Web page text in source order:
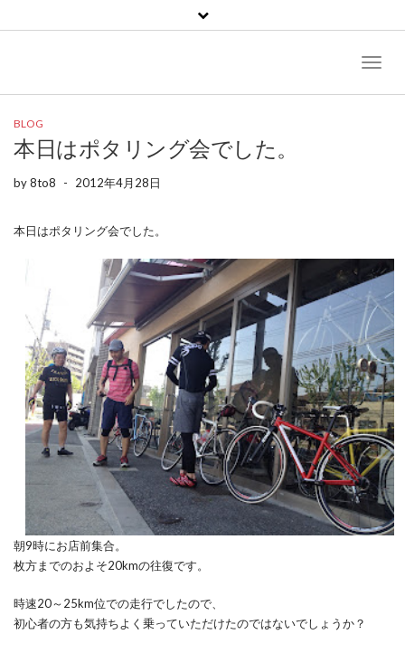
BLOG
本日はポタリング会でした。
by8to8 - 2012年4月28日
本日はポタリング会でした。
朝9時にお店前集合。
枚方までのおよそ20kmの往復です。
時速20～25km位での走行でしたので、
初心者の方も気持ちよく乗っていただけたのではないでしょうか？